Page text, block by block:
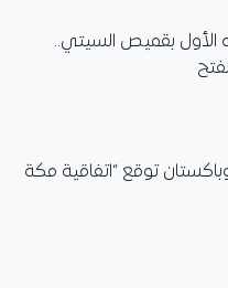
بقميص السيتي..
توقع “اتفاقية مكة